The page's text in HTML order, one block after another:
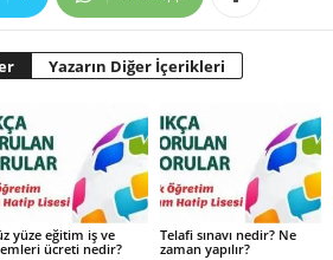
Yazarın Diğer İçerikleri
yüze eğitim iş ve
ücreti nedir?
Telafi sınavı nedir? Ne
zaman yapılır?